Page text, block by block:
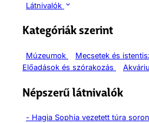
Látnivalók
Kategóriák szerint
Múzeumok Mecsetek és
Előadások és szórakozás
Népszerű látnivalók
- Hagia Sophia vezetett túra